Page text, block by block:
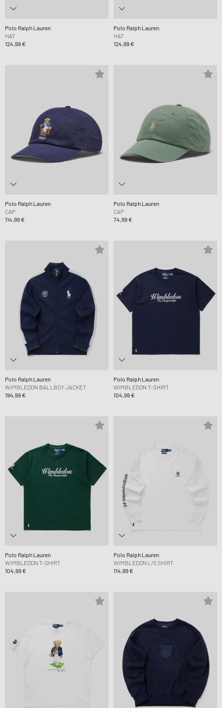
Polo Ralph Lauren
HAT
124,99 €
Polo Ralph Lauren
HAT
124,99 €
Polo Ralph Lauren
CAP
114,99 €
Polo Ralph Lauren
CAP
74,99 €
Polo Ralph Lauren
WIMBLEDON BALLBOY JACKET
194,99 €
Polo Ralph Lauren
WIMBLEDON T-SHIRT
104,99 €
Polo Ralph Lauren
WIMBLEDON T-SHIRT
104,99 €
Polo Ralph Lauren
WIMBLEDON L/S SHIRT
114,99 €